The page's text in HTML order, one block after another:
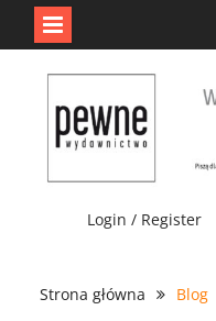
Login / Register
Strona główna Blog